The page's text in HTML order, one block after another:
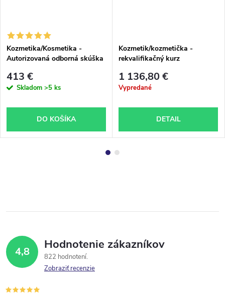
Kozmetika/Kosmetika -
Autorizovaná odborná skúška
413 €
Skladom >5 ks
DO KOŠÍKA
Kozmetik/kozmetička -
rekvalifikačný kurz
1 136,80 €
Vypredané
DETAIL
4,8 Hodnotenie zákazníkov
822 hodnotení
Zobraziť recenzie